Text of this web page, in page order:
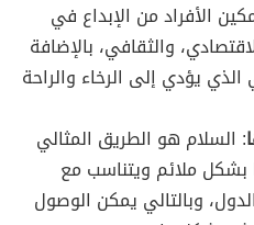
الأفراد من الإبداع في
والثقافي، بالإضافة
يؤدي إلى الرخاء والراحة
: السلام هو الطريق المثالي
بشكل ملائم ويتناسب مع
وبالتالي يمكن الوصول